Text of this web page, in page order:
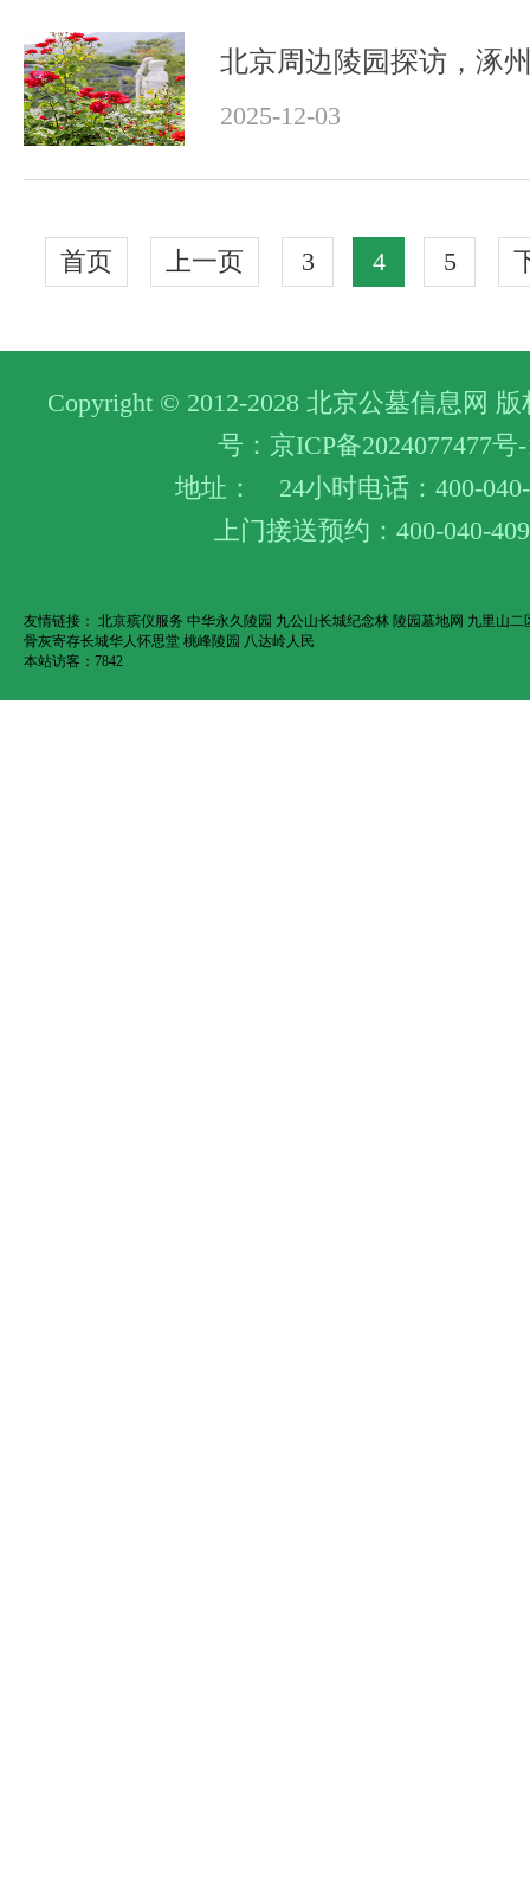
2025-12-03
首页 上一页 3 4 5
Copyright © 2012-2028 北京公墓信息网
号： 京ICP备2024077477号
地址： 24小时电话：400-
上门接送预约：400-040-
友情链接： 北京殡仪服务 中华永久陵园 九公山长城纪念林 陵园墓地网 九里山二
骨灰寄存长城华人怀思堂 桃峰陵园 八达岭人民
本站访客：7842